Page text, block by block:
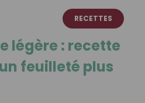
RECETTES
légère : recette
feuilleté plus